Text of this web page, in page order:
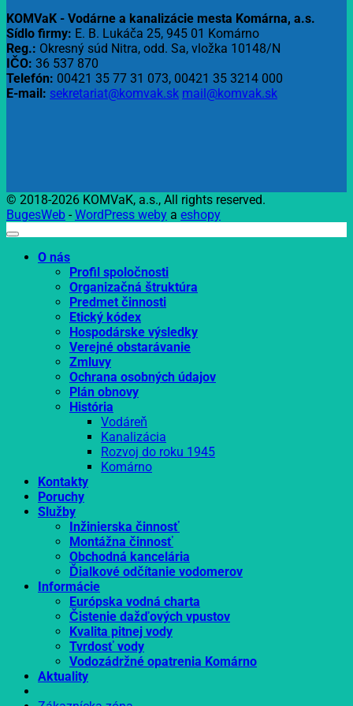
KOMVaK - Vodárne a kanalizácie mesta Komárna, a.s.
Sídlo firmy: E. B. Lukáča 25, 945 01 Komárno
Reg.: Okresný súd Nitra, odd. Sa, vložka 10148/N
IČO: 36 537 870
Telefón: 00421 35 77 31 073, 00421 35 3214 000
E-mail: sekretariat@komvak.sk mail@komvak.sk
© 2018-2026 KOMVaK, a.s., All rights reserved.
BugesWeb - WordPress weby a eshopy
O nás
Profil spoločnosti
Organizačná štruktúra
Predmet činnosti
Etický kódex
Hospodárske výsledky
Verejné obstarávanie
Zmluvy
Ochrana osobných údajov
Plán obnovy
História
Vodáreň
Kanalizácia
Rozvoj do roku 1945
Komárno
Kontakty
Poruchy
Služby
Inžinierska činnosť
Montážna činnosť
Obchodná kancelária
Ďialkové odčítanie vodomerov
Informácie
Európska vodná charta
Čistenie dažďových vpustov
Kvalita pitnej vody
Tvrdosť vody
Vodozádržné opatrenia Komárno
Aktuality